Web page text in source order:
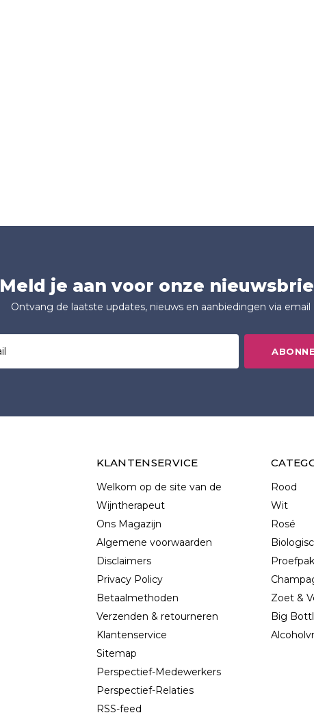
Meld je aan voor onze
Ontvang de laatste updates, nieuws en aanbiedingen via email
KLANTENSERVICE
Welkom op de site van de
Wijntherapeut
Ons Magazijn
Algemene voorwaarden
Disclaimers
Privacy Policy
Betaalmethoden
Verzenden & retourneren
Klantenservice
Sitemap
Perspectief-Medewerkers
Perspectief-Relaties
RSS-feed
Rood
Wit
Rosé
Zoet &
Big